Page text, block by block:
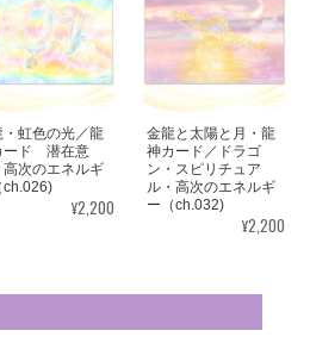
ます。毎日、眺めたいと思います。
た機会があれば、宜しくお願い致し
はご購入いただき、誠にありがと
いました。気に入っていただけた
嬉しいです。とても励みになりま
・虹色の光／龍
ード 潜在意
高次のエネルギ
ch.026)
¥2,200
金龍と太陽と月・龍
神カード／ドラゴ
ン・スピリチュア
ル・高次のエネルギ
ー（ch.032)
¥2,200